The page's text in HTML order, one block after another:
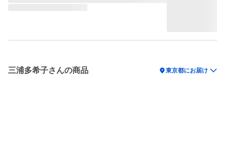
三浦多希子さんの商品 location_on東京都にお届け